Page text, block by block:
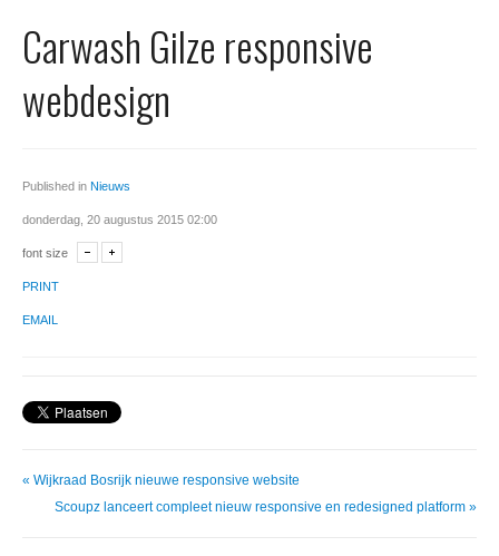
Domeinnaam registreren
SSL certificaat
Carwash Gilze responsive
webdesign
Published in Nieuws
donderdag, 20 augustus 2015 02:00
font size
PRINT
EMAIL
« Wijkraad Bosrijk nieuwe responsive website
Scoupz lanceert compleet nieuw responsive en redesigned platform »